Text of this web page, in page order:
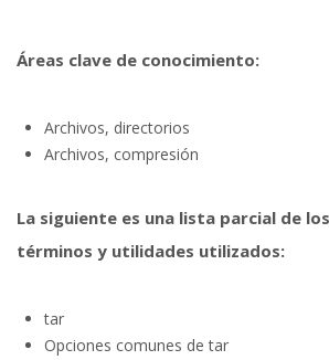
Áreas clave de conocimiento:
Archivos, directorios
Archivos, compresión
La siguiente es una lista parcial de
términos y utilidades utilizados:
tar
Opciones comunes de tar